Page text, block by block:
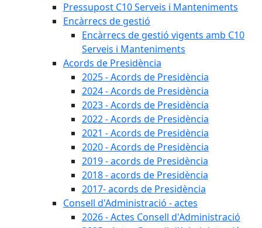
Pressupost C10 Serveis i Manteniments
Encàrrecs de gestió
Encàrrecs de gestió vigents amb C10
Serveis i Manteniments
Acords de Presidència
2025 - Acords de Presidència
2024 - Acords de Presidència
2023 - Acords de Presidència
2022 - Acords de Presidència
2021 - Acords de Presidència
2020 - Acords de Presidència
2019 - acords de Presidència
2018 - acords de Presidència
2017- acords de Presidència
Consell d'Administració - actes
2026 - Actes Consell d'Administració